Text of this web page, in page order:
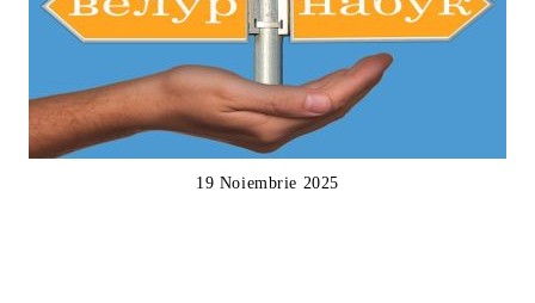
19 Noiembrie 2025